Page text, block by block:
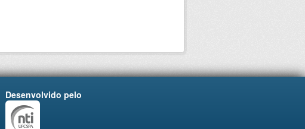
Desenvolvido pelo